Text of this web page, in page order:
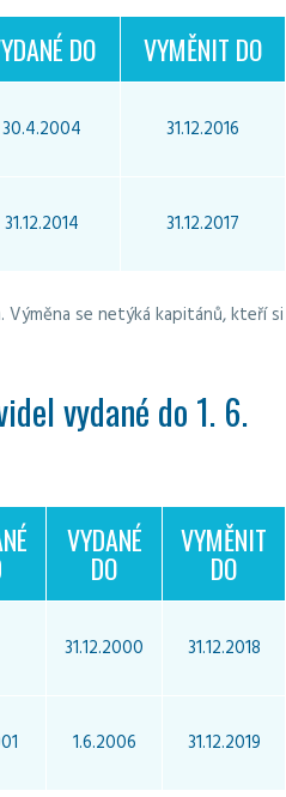
DO VYMĚNIT DO
30.4.2004 31.12.2016
31.12.2014 31.12.2017
Výměna se netýká kapitánů, kteří si
vydané do 1. 6.
VYDANÉ
DO
VYMĚNIT
DO
31.12.2000 31.12.2018
1.6.2006 31.12.2019